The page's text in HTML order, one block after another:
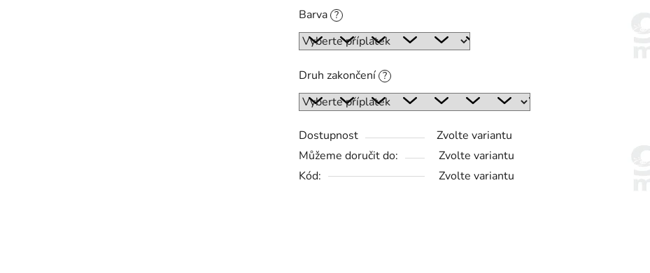
Barva ?
Druh zakončení ?
Dostupnost
Zvolte variantu
Můžeme doručit do:
Zvolte variantu
Kód:
Zvolte variantu